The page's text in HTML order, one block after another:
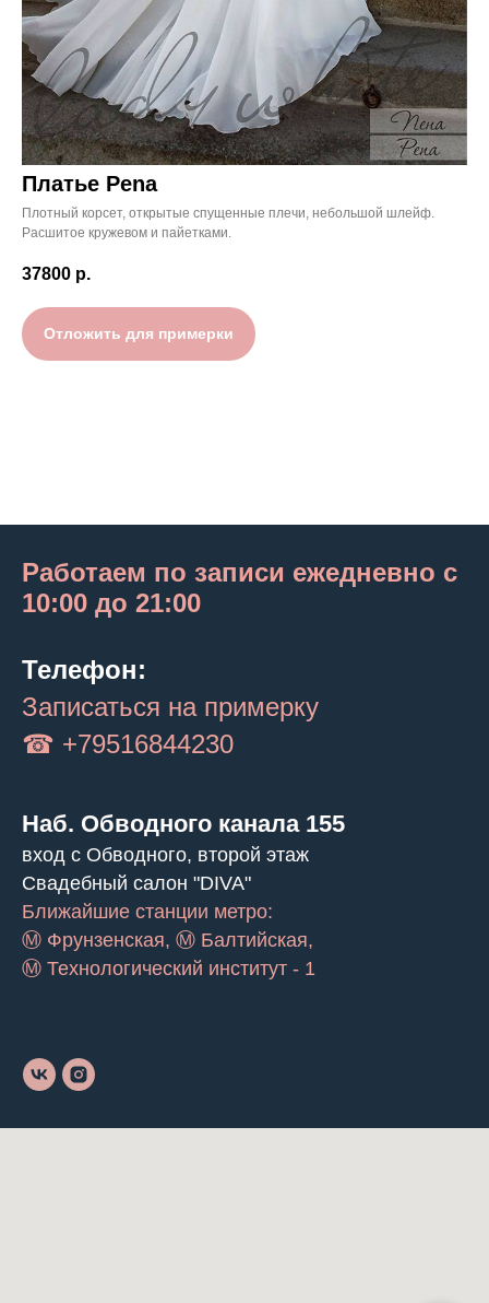
Платье Pena
Плотный корсет, открытые спущенные плечи, небольшой шлейф.
Расшитое кружевом и пайетками.
37800 р.
Отложить для примерки
Работаем по записи ежедневно с
10:00 до 21:00
Телефон:
Записаться на примерку
☎ +79516844230
Наб. Обводного канала 155
вход с Обводного, второй этаж
Свадебный салон "DIVA"
Ближайшие станции метро:
Ⓜ Фрунзенская, Ⓜ Балтийская,
Ⓜ Технологический институт - 1